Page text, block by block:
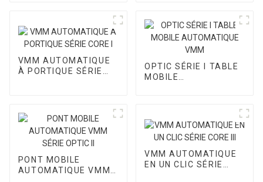
VMM AUTOMATIQUE
À PORTIQUE SÉRIE
OPTIC SÉRIE I TABLE
MOBILE
PONT MOBILE
AUTOMATIQUE VMM
VMM AUTOMATIQUE
EN UN CLIC SÉRIE